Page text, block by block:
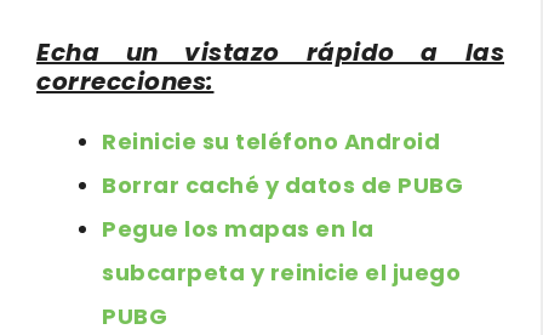
Echa un vistazo rápido a las
correcciones:
Reinicie su teléfono Android
Borrar caché y datos de PUBG
Pegue los mapas en la
subcarpeta y reinicie el juego
PUBG